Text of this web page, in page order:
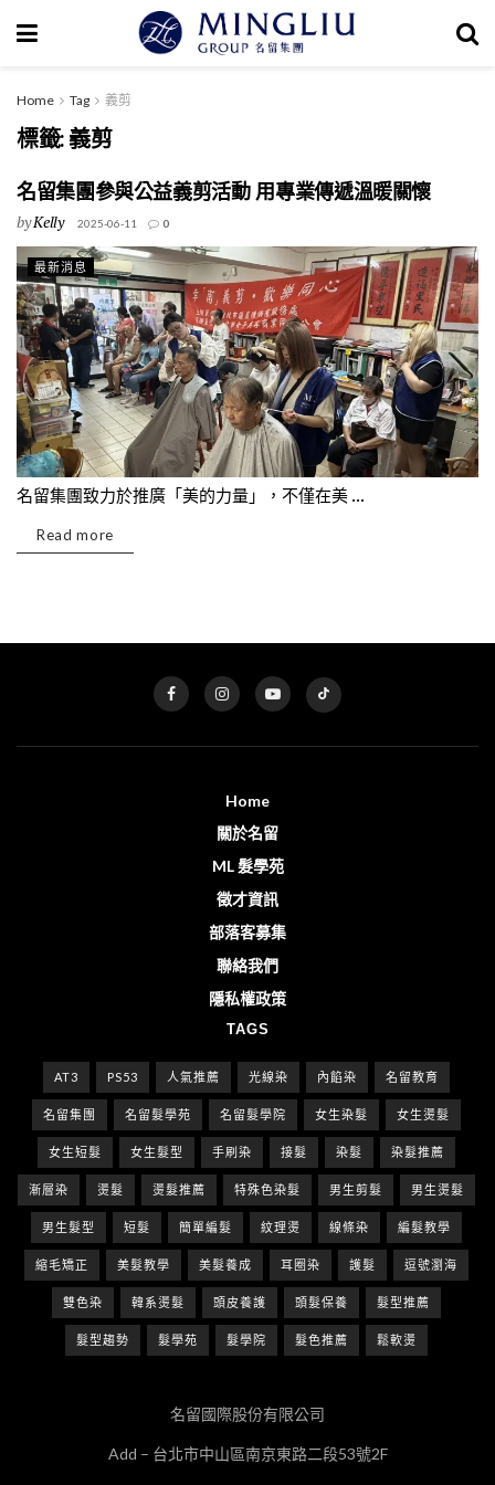
Home Tag 義剪
標籤: 義剪
名留集團參與公益義剪活動 用專業傳遞溫暖關懷
byKelly 2025-06-11 0
最新消息
名留集團致力於推廣「美的力量」，不僅在美 ...
Read more
Home
關於名留
ML 髮學苑
徵才資訊
部落客募集
聯絡我們
隱私權政策
TAGS
AT3 PS53 人氣推薦 光線染 內餡染 名留教育
名留集團 名留髮學苑 名留髮學院 女生染髮 女生燙髮
女生短髮 女生髮型 手刷染 接髮 染髮 染髮推薦
漸層染 燙髮 燙髮推薦 特殊色染髮 男生剪髮 男生燙髮
男生髮型 短髮 簡單編髮 紋理燙 線條染 編髮教學
縮毛矯正 美髮教學 美髮養成 耳圈染 護髮 逗號瀏海
雙色染 韓系燙髮 頭皮養護 頭髮保養 髮型推薦
髮型趨勢 髮學苑 髮學院 髮色推薦 鬆軟燙
名留國際股份有限公司
Add – 台北市中山區南京東路二段53號2F